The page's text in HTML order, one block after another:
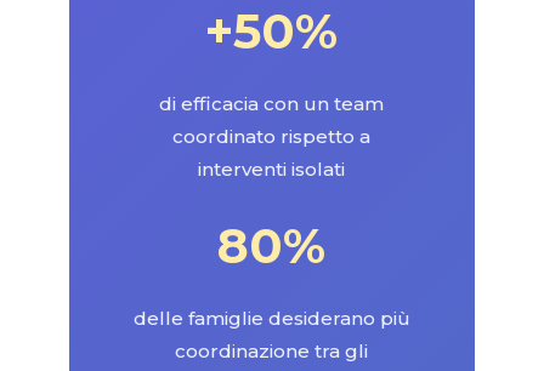
+50%
di efficacia con un team
coordinato rispetto a
interventi isolati
80%
delle famiglie desiderano più
coordinazione tra gli